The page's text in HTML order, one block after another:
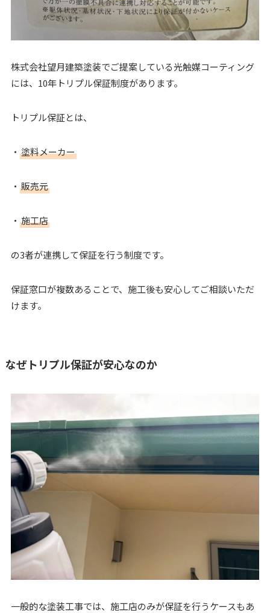
株式会社望月建築塗装でご提案している光触媒コーティング
には、10年トリプル保証制度があります。
トリプル保証とは、
・ 塗料メーカー
・ 販売元
・ 施工店
の3者が連携して保証を行う制度です。
保証窓口が複数あることで、施工後も安心してご相談いただ
けます。
なぜトリプル保証が安心なのか
一般的な塗装工事では、施工店のみが保証を行うケースもあ